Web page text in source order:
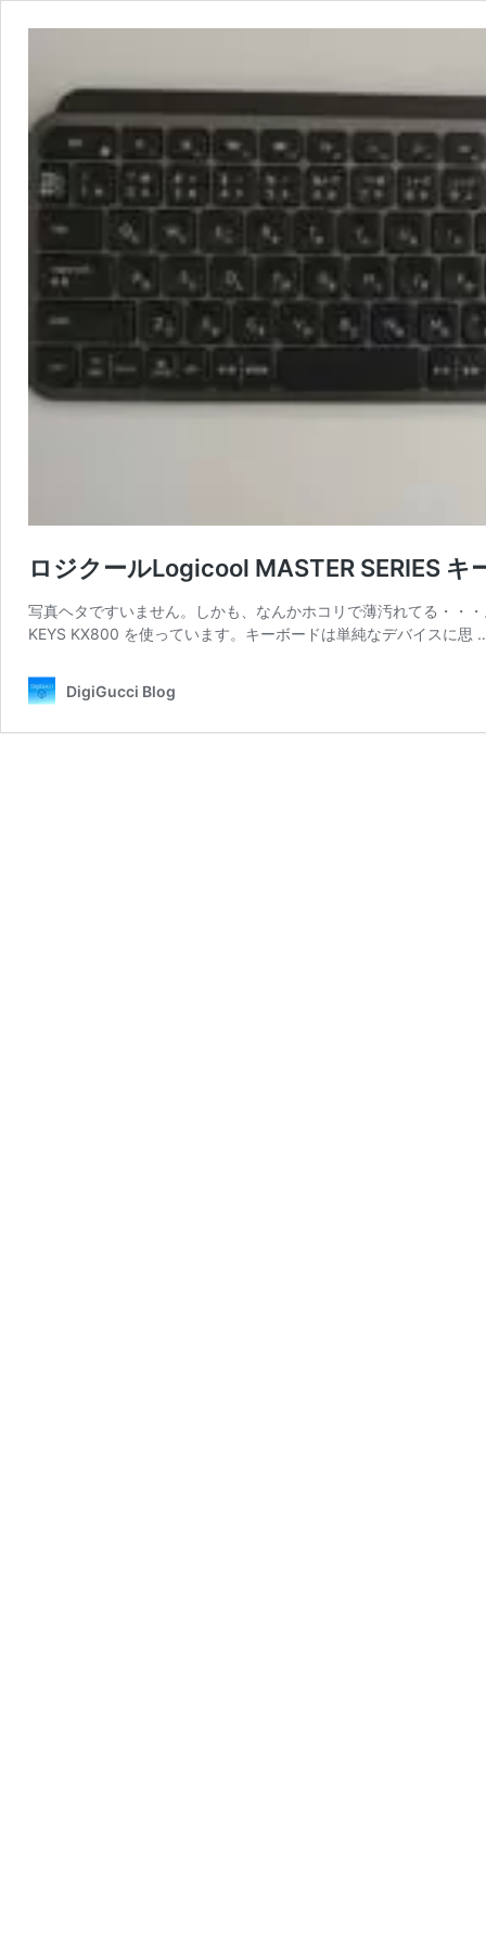
ロジクールLogicool MASTER SERIES
写真ヘタですいません。しかも、なんかホコリで薄汚れてる・・
KEYS KX800 を使っています。キーボードは単純なデバイスに思
DigiGucci Blog